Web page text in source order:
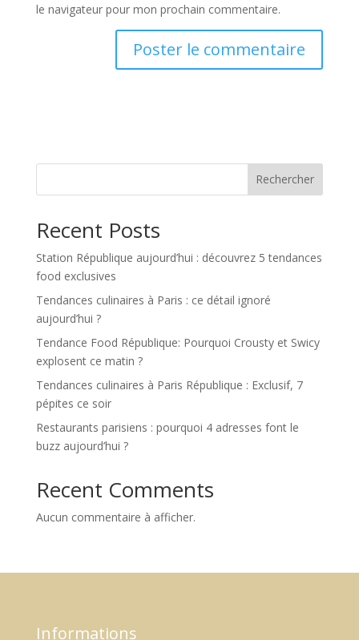
le navigateur pour mon prochain commentaire.
Rechercher
Recent Posts
Station République aujourd’hui : découvrez 5 tendances
food exclusives
Tendances culinaires à Paris : ce détail ignoré
aujourd’hui ?
Tendance Food République: Pourquoi Crousty et Swicy
explosent ce matin ?
Tendances culinaires à Paris République : Exclusif, 7
pépites ce soir
Restaurants parisiens : pourquoi 4 adresses font le
buzz aujourd’hui ?
Recent Comments
Aucun commentaire à afficher.
Informations